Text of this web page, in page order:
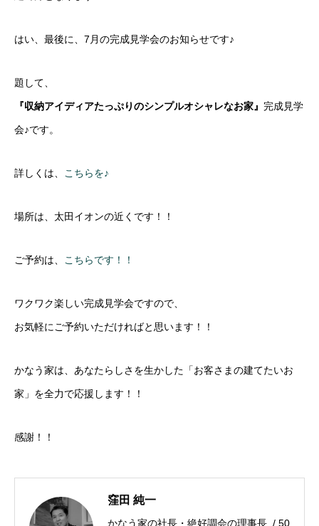
はい、最後に、7月の完成見学会のお知らせです♪
題して、
『収納アイディアたっぷりのシンプルオシャレなお家』 完成見学
会♪です。
詳しくは、 こちらを♪
場所は、太田イオンの近くです！！
ご予約は、 こちらです！！
ワクワク楽しい完成見学会ですので、
お気軽にご予約いただければと思います！！
かなう家は、あなたらしさを生かした「お客さまの建てたいお
家」を全力で応援します！！
感謝！！
窪田 純一
かなう家の社長・絶好調会の理事長 / 50